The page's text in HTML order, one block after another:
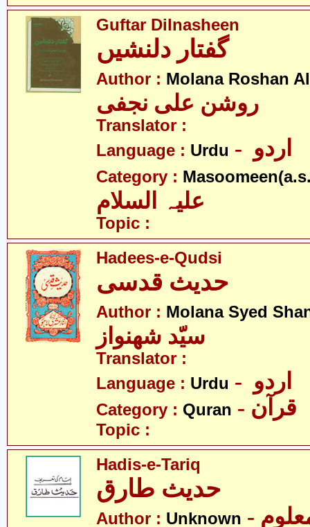
Guftar Dilnasheen
گفتار دلنشیں
Author : Molana Roshan
روشن علی نجفی
Translator :
Language : Urdu
Category :
Topic :
Hadees-e-Qudsi
حدیث قدسی
Author : Molana Syed
Translator :
Language : Urdu
Category : Quran - قرآن
Topic :
Hadis-e-Tariq
Author : Unknown